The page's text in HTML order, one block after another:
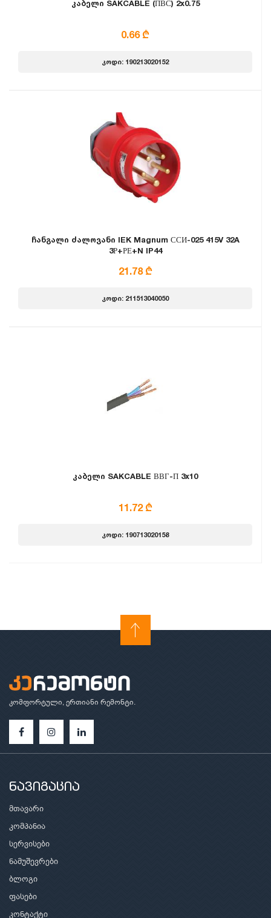
კაბელი SAKCABLE (ПВС) 2x0.75
0.66 ₾
კოდი: 190213020152
ჩანგალი ძალოვანი IEK Magnum ССИ-025 415V 32A
3Р+РЕ+N IP44
21.78 ₾
კოდი: 211513040050
კაბელი SAKCABLE ВВГ-П 3x10
11.72 ₾
კოდი: 190713020158
კომფორტული, ერთიანი რემონტი.
ნავიგაცია
მთავარი
კომპანია
სერვისები
ნამუშევრები
ბლოგი
ფასები
კონტაქტი